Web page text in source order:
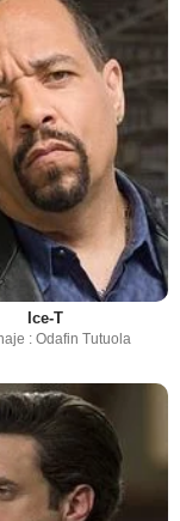
Ice-T
: Odafin Tutuola